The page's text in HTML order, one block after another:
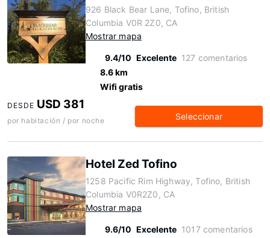
926 Black Bear Lane, Tofino, British
Columbia V0R 2Z0, CA
Mostrar mapa
9.4/10 Excelente 127 comentarios
8.6 km
Wifi gratis
DESDE USD 381
por habitación / por noche Seleccionar
Hotel Zed Tofino
1258 Pacific Rim Highway, Tofino, British
Columbia V0R2Z0, CA
Mostrar mapa
9.6/10 Excelente 1017 comentarios